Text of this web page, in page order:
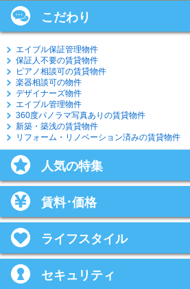
こだわり
エイブル保証管理物件
保証人不要の賃貸物件
ピアノ相談可の賃貸物件
楽器相談可の物件
デザイナーズ物件
エイブル管理物件
360度パノラマ写真ありの賃貸物件
新築・築浅の賃貸物件
リフォーム・リノベーション済みの賃貸物件
人気の特集
賃料･価格
ライフスタイル
セキュリティ